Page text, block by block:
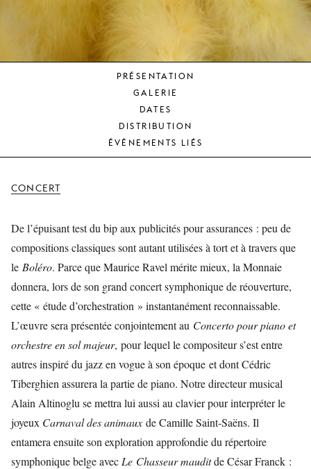
PUBLIC
MONNAIE
SOUTENIR
PRÉSENTATION
GALERIE
DATES
DISTRIBUTION
ÉVÉNEMENTS LIÉS
CONCERT
De l’épuisant test du bip aux publicités pour assurances : peu de
compositions classiques sont autant utilisées à tort et à travers que
le Boléro. Parce que Maurice Ravel mérite mieux, la Monnaie
donnera, lors de son grand concert symphonique de réouverture,
cette « étude d’orchestration » instantanément reconnaissable.
L’œuvre sera présentée conjointement au Concerto pour piano et
orchestre en sol majeur, pour lequel le compositeur s’est entre
autres inspiré du jazz en vogue à son époque et dont Cédric
Tiberghien assurera la partie de piano. Notre directeur musical
Alain Altinoglu se mettra lui aussi au clavier pour interpréter le
joyeux Carnaval des animaux de Camille Saint-Saëns. Il
entamera ensuite son exploration approfondie du répertoire
symphonique belge avec Le Chasseur mauditde César Franck :